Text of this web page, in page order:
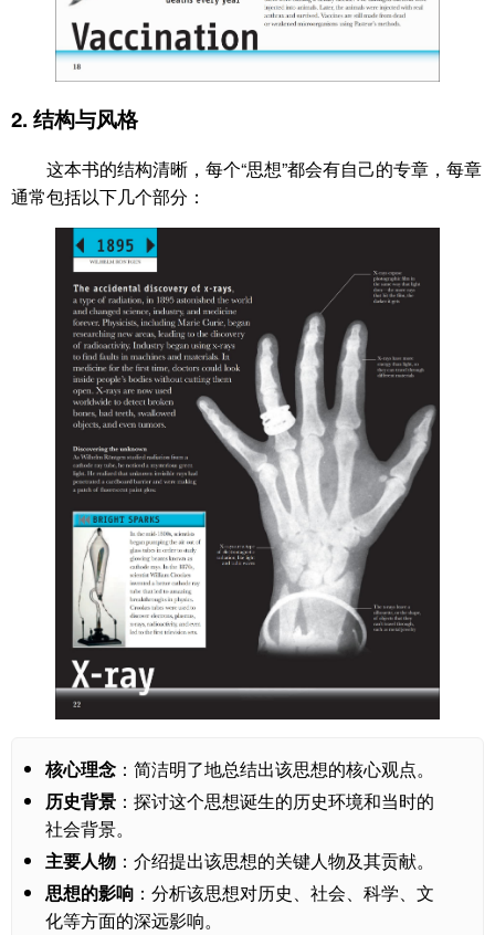
2. 结构与风格
这本书的结构清晰，每个“思想”都会有自己的专章，每章
通常包括以下几个部分：
核心理念 ：简洁明了地总结出该思想的核心观点。
历史背景 ：探讨这个思想诞生的历史环境和当时的
社会背景。
主要人物 ：介绍提出该思想的关键人物及其贡献。
思想的影响 ：分析该思想对历史、社会、科学、文
化等方面的深远影响。